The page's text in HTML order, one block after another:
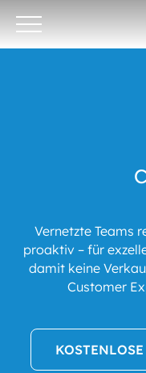
Otwórz/zamknij
menu
Vernetzte Teams
proaktiv – für
damit keine
Customer